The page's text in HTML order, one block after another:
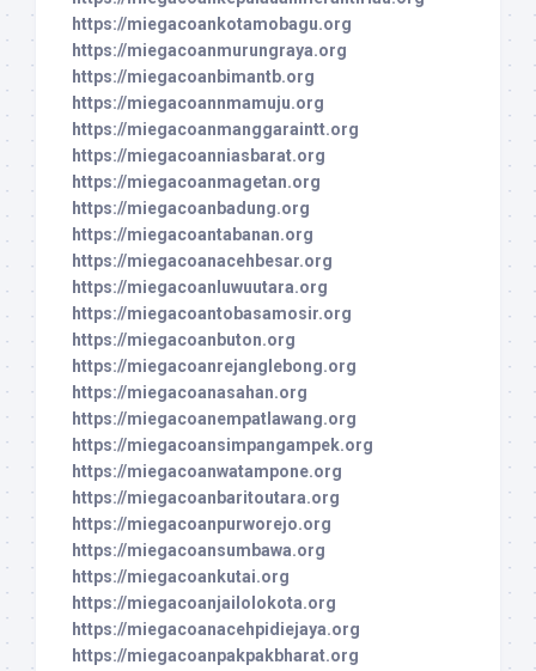
https://miegacoankotamobagu.org
https://miegacoanmurungraya.org
https://miegacoanbimantb.org
https://miegacoannmamuju.org
https://miegacoanmanggaraintt.org
https://miegacoanniasbarat.org
https://miegacoanmagetan.org
https://miegacoanbadung.org
https://miegacoantabanan.org
https://miegacoanacehbesar.org
https://miegacoanluwuutara.org
https://miegacoantobasamosir.org
https://miegacoanbuton.org
https://miegacoanrejanglebong.org
https://miegacoanasahan.org
https://miegacoanempatlawang.org
https://miegacoansimpangampek.org
https://miegacoanwatampone.org
https://miegacoanbaritoutara.org
https://miegacoanpurworejo.org
https://miegacoansumbawa.org
https://miegacoankutai.org
https://miegacoanjailolokota.org
https://miegacoanacehpidiejaya.org
https://miegacoanpakpakbharat.org